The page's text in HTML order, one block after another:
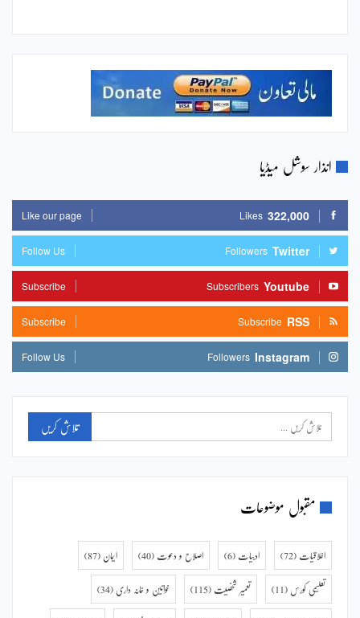
انذار سوشل میڈیا
322,000
Likes
Like our page
Twitter
Followers
Follow Us
Youtube
Subscribers
Subscribe
RSS
Subscribe
Subscribe
Instagram
Followers
Follow Us
مقبول موضوعات
اخلاقیات (72) ادبیات (6) اصلاح و دعوت (40) ایمان (87)
تعلیمی کورس (11) تعمیر شخصیت (115) خواتین و خانہ داری (34)